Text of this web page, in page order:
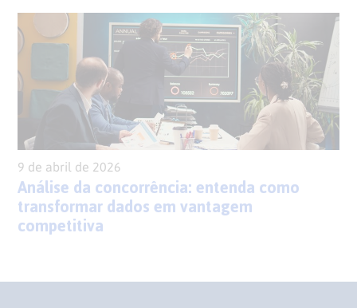
9 de abril de 2026
Análise da concorrência: entenda como
transformar dados em vantagem
competitiva